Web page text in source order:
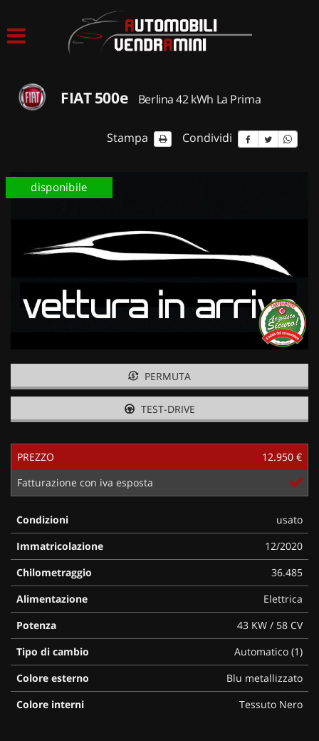
ACQUISTIAMO USATO
CONTATTI
FIAT 500e Berlina 42 kWh La Prima
Stampa Condividi
disponibile
PERMUTA
TEST-DRIVE
PREZZO
12.950 €
Fatturazione con iva esposta
Condizioni
usato
Immatricolazione
12/2020
Chilometraggio
36.485
Alimentazione
Elettrica
Potenza
43 KW / 58 CV
Tipo di cambio
Automatico (1)
Colore esterno
Blu metallizzato
Colore interni
Tessuto Nero